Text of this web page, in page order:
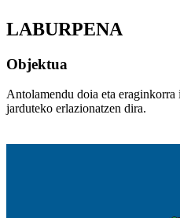
LABURPENA
Objektua
Antolamendu doia eta eraginkorra
jarduteko erlazionatzen dira.